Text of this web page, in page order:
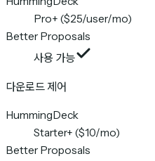
Pro+ ($25/user/mo)
Better Proposals
사용 가능
다운로드 제어
HummingDeck
Starter+ ($10/mo)
Better Proposals